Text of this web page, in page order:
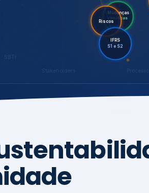
Mudanças
Climáticas
Riscos
S1 e S2